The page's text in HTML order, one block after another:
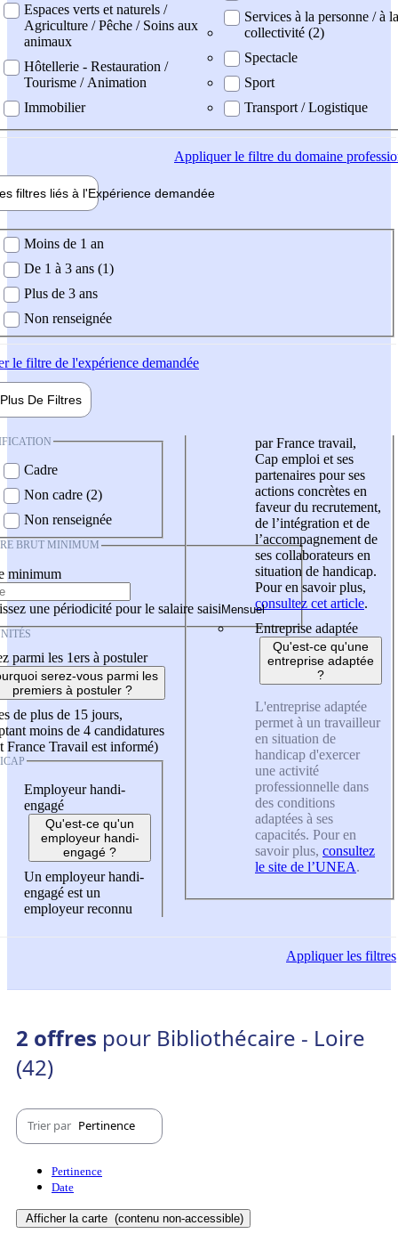
Espaces verts et naturels /
Agriculture / Pêche / Soins aux
animaux
Hôtellerie - Restauration /
Tourisme / Animation
Immobilier
Services à la personne / à la
collectivité (2)
Spectacle
Sport
Transport / Logistique
Appliquerle filtre du domaine
filtres liés à l'Expérience demandée
demandée
Moins de 1 an
De 1 à 3 ans (1)
Plus de 3 ans
Non renseignée
le filtre de l'expérience demandée
Plus De Filtres
Cadre
Non cadre (2)
Non renseignée
BRUT MINIMUM
minimum
une périodicité pour le salaire saisi
parmi les 1ers à postuler
serez-vous parmi les
premiers à postuler ?
de plus de 15 jours,
moins de 4 candidatures
France Travail est informé)
Employeur handi-
engagé
Qu'est-ce qu'un
employeur handi-
engagé ?
Un employeur handi-
engagé est un
employeur reconnu
par France travail,
Cap emploi et ses
partenaires pour ses
actions concrètes en
faveur du recrutement,
de l’intégration et de
l’accompagnement de
ses collaborateurs en
situation de handicap.
Pour en savoir plus,
consultez cet article.
Entreprise adaptée
Qu'est-ce qu'une
entreprise adaptée
?
L'entreprise adaptée
permet à un travailleur
en situation de
handicap d'exercer
une activité
professionnelle dans
des conditions
adaptées à ses
capacités. Pour en
savoir plus, consultez
le site de l’UNEA.
Appliquerles filtres
2 offres pour Bibliothécaire - Loire
(42)
Trier par Pertinence
Pertinence
Date
Afficher la carte (contenu non-accessible)